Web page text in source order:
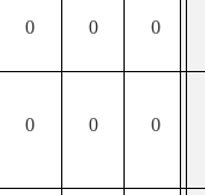
0 0 0
0 0 0